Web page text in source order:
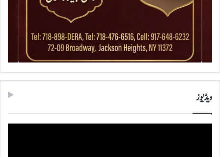
ویڈیوز